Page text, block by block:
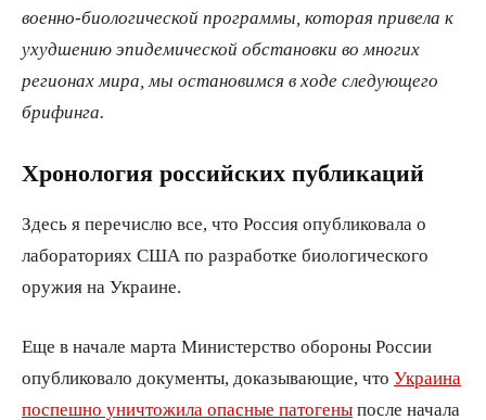
военно-биологической программы, которая привела к
ухудшению эпидемической обстановки во многих
регионах мира, мы остановимся в ходе следующего
брифинга.
Хронология российских публикаций
Здесь я перечислю все, что Россия опубликовала о
лабораториях США по разработке биологического
оружия на Украине.
Еще в начале марта Министерство обороны России
опубликовало документы, доказывающие, что Украина
поспешно уничтожила опасные патогены после начала